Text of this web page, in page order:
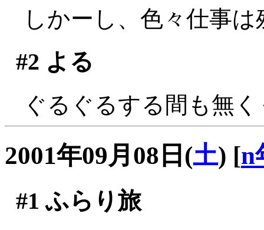
しかーし、色々仕事
#2 よる
ぐるぐるする間も無
2001年09月08日(土) [n
#1 ふらり旅